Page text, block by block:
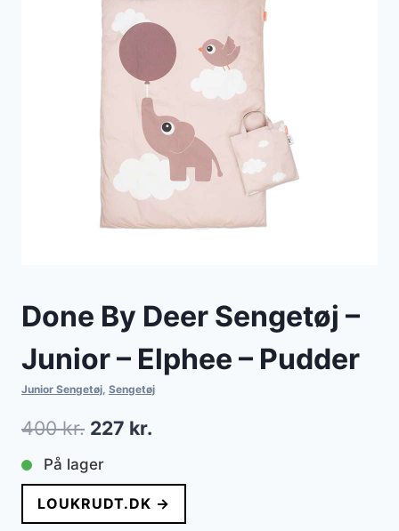
Done By Deer Sengetøj –
Junior – Elphee – Pudder
Junior Sengetøj, Sengetøj
400kr. Den
oprindelige
pris
var:
227 kr.
pris
er:
På lager
LOUKRUDT.DK →